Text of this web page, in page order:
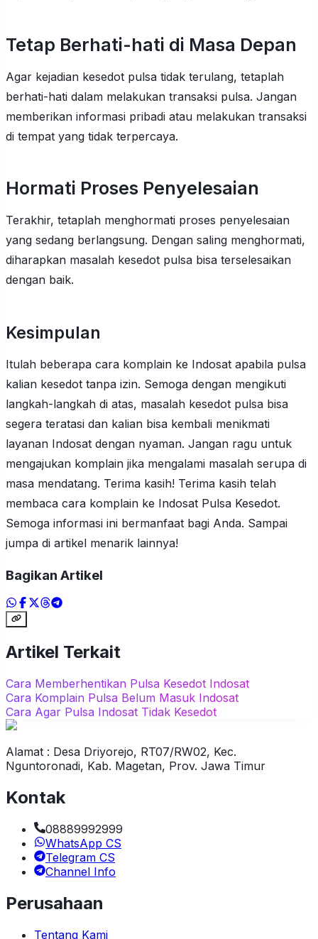
Tetap Berhati-hati di Masa Depan
Agar kejadian kesedot pulsa tidak terulang, tetaplah
berhati-hati dalam melakukan transaksi pulsa. Jangan
memberikan informasi pribadi atau melakukan transaksi
di tempat yang tidak terpercaya.
Hormati Proses Penyelesaian
Terakhir, tetaplah menghormati proses penyelesaian
yang sedang berlangsung. Dengan saling menghormati,
diharapkan masalah kesedot pulsa bisa terselesaikan
dengan baik.
Kesimpulan
Itulah beberapa cara komplain ke Indosat apabila pulsa
kalian kesedot tanpa izin. Semoga dengan mengikuti
langkah-langkah di atas, masalah kesedot pulsa bisa
segera teratasi dan kalian bisa kembali menikmati
layanan Indosat dengan nyaman. Jangan ragu untuk
mengajukan komplain jika mengalami masalah serupa di
masa mendatang. Terima kasih! Terima kasih telah
membaca cara komplain ke Indosat Pulsa Kesedot.
Semoga informasi ini bermanfaat bagi Anda. Sampai
jumpa di artikel menarik lainnya!
Bagikan Artikel
Artikel Terkait
Cara Memberhentikan Pulsa Kesedot Indosat
Cara Komplain Pulsa Belum Masuk Indosat
Cara Agar Pulsa Indosat Tidak Kesedot
Alamat : Desa Driyorejo, RT07/RW02, Kec.
Nguntoronadi, Kab. Magetan, Prov. Jawa Timur
Kontak
08889992999
WhatsApp CS
Telegram CS
Channel Info
Perusahaan
Tentang Kami